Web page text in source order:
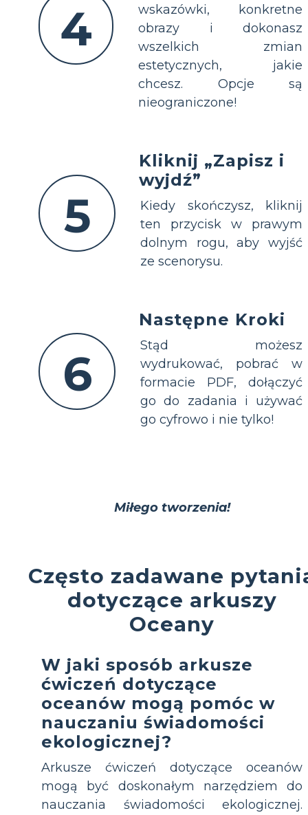
4
wskazówki, konkretne
obrazy i dokonasz
wszelkich zmian
estetycznych, jakie
chcesz. Opcje są
nieograniczone!
5
Kliknij „Zapisz i
wyjdź”
Kiedy skończysz, kliknij
ten przycisk w prawym
dolnym rogu, aby wyjść
ze scenorysu.
6
Następne Kroki
Stąd możesz
wydrukować, pobrać w
formacie PDF, dołączyć
go do zadania i używać
go cyfrowo i nie tylko!
Miłego tworzenia!
Często zadawane
dotyczące arkuszy
Oceany
W jaki sposób arkusze
ćwiczeń dotyczące
oceanów mogą pomóc w
nauczaniu świadomości
ekologicznej?
Arkusze ćwiczeń dotyczące oceanów
mogą być doskonałym narzędziem do
nauczania świadomości ekologicznej.